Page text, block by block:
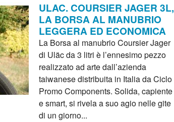
ULAC. COURSIER JAGER 3L,
LA BORSA AL MANUBRIO
LEGGERA ED ECONOMICA
La Borsa al manubrio Coursier Jager
di Uläc da 3 litri è l’ennesimo pezzo
realizzato ad arte dall’azienda
taiwanese distribuita in Italia da Ciclo
Promo Components. Solida, capiente
e smart, si rivela a suo agio nelle gite
di un giorno...